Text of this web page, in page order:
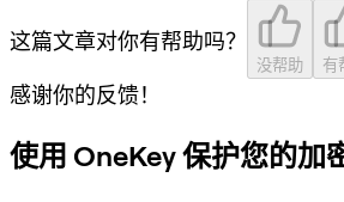
这篇文章对你有帮助吗？
没帮助 有
感谢你的反馈！
使用 OneKey 保护您的加